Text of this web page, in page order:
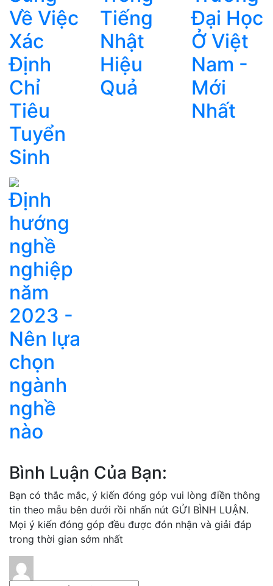
Về Việc
Xác
Định
Chỉ
Tiêu
Tuyển
Sinh
Tiếng
Nhật
Hiệu
Quả
Đại Học
Ở Việt
Nam -
Mới
Nhất
Định
hướng
nghề
nghiệp
năm
2023 -
Nên lựa
chọn
ngành
nghề
nào
Bình Luận Của Bạn:
Bạn có thắc mắc, ý kiến đóng góp vui lòng điền thông
tin theo mẫu bên dưới rồi nhấn nút GỬI BÌNH LUẬN.
Mọi ý kiến đóng góp đều được đón nhận và giải đáp
trong thời gian sớm nhất